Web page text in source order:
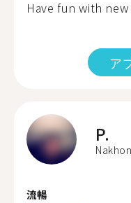
Have fun with
ア
P.
流暢